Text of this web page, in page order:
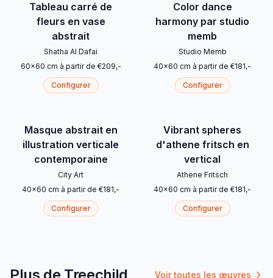
Tableau carré de
fleurs en vase
abstrait
Shatha Al Dafai
60x60 cm à partir de €209,-
Configurer
Color dance
harmony par studio
memb
Studio Memb
40x60 cm à partir de €181,-
Configurer
Masque abstrait en
illustration verticale
contemporaine
City Art
40x60 cm à partir de €181,-
Configurer
Vibrant spheres
d'athene fritsch en
vertical
Athene Fritsch
40x60 cm à partir de €181,-
Configurer
Voir toutes les œuvres